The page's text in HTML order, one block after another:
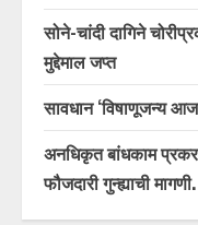
सोने-चांदी दागिने
मुद्देमाल जप्त
सावधान ‘विषाणूजन्य
अनधिकृत बांधकाम
फौजदारी गुन्ह्याची मागणी.